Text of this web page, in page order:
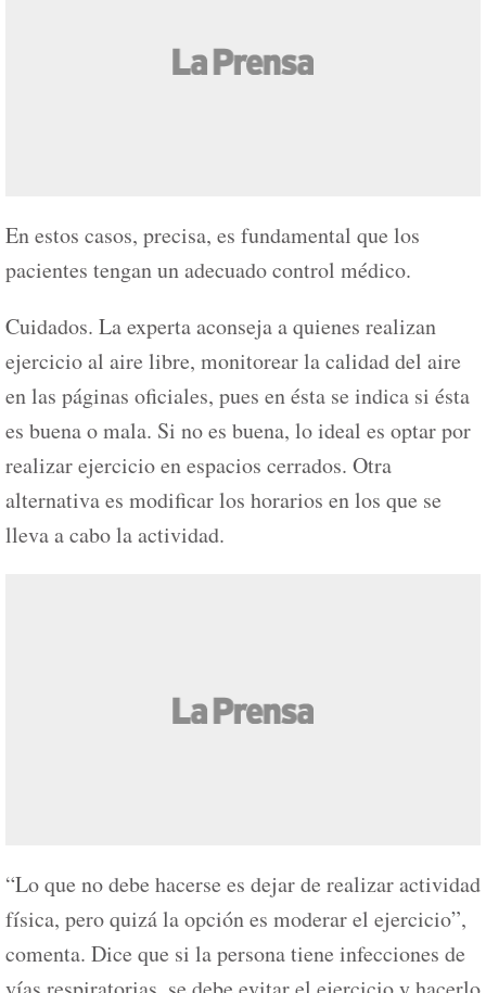
En estos casos, precisa, es fundamental que los
pacientes tengan un adecuado control médico.
Cuidados. La experta aconseja a quienes realizan
ejercicio al aire libre, monitorear la calidad del aire
en las páginas oficiales, pues en ésta se indica si ésta
es buena o mala. Si no es buena, lo ideal es optar por
realizar ejercicio en espacios cerrados. Otra
alternativa es modificar los horarios en los que se
lleva a cabo la actividad.
“Lo que no debe hacerse es dejar de realizar actividad
física, pero quizá la opción es moderar el ejercicio”,
comenta. Dice que si la persona tiene infecciones de